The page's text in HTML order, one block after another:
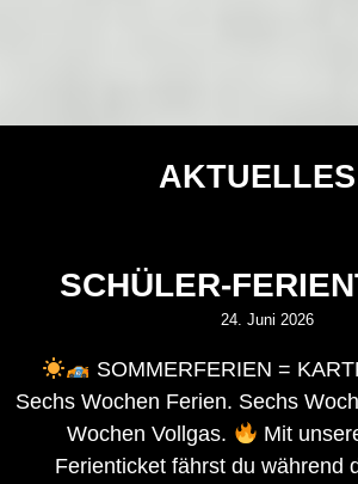
AKTUELLES
SCHÜLER-
24. Juni 2026
SOMMERFERIEN =
Sechs Wochen Ferien. Sechs
Wochen Vollgas.
Mit
Ferienticket fährst du während